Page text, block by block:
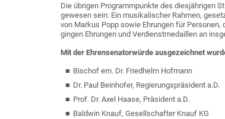
Die übrigen Programmpunkte des diesjährigen
gewesen sein: Ein musikalischer Rahmen,
von Markus Popp sowie Ehrungen für
gingen Ehrungen und Verdienstmedaillen an
Mit der Ehrensenatorwürde ausgezeichnet
Bischof em. Dr. Friedhelm Hofmann
Dr. Paul Beinhofer, Regierungspräsident a.D.
Prof. Dr. Axel Haase, Präsident a.D.
Baldwin Knauf, Gesellschafter Knauf KG